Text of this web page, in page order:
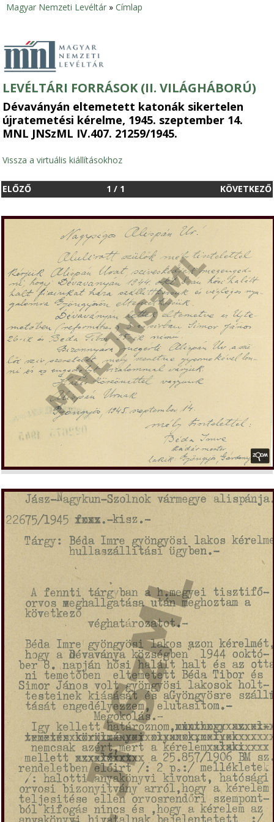
Jelenlegi
hely
Magyar Nemzeti Levéltár » Címlap
LEVÉLTÁRI FORRÁSOK (II. VILÁGHÁBORÚ)
Dévaványán eltemetett katonák sikertelen
újratemetési kérelme, 1945. szeptember 14.
MNL JNSzML IV.407. 21259/1945.
Vissza a virtuális kiállításokhoz
ELŐZŐ KÖVETKEZŐ
1 / 1